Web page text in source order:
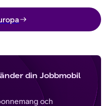
din Jobbmobil
och